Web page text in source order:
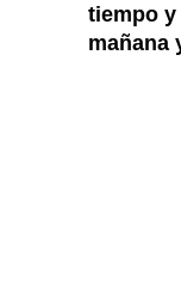
tiempo y
mañana